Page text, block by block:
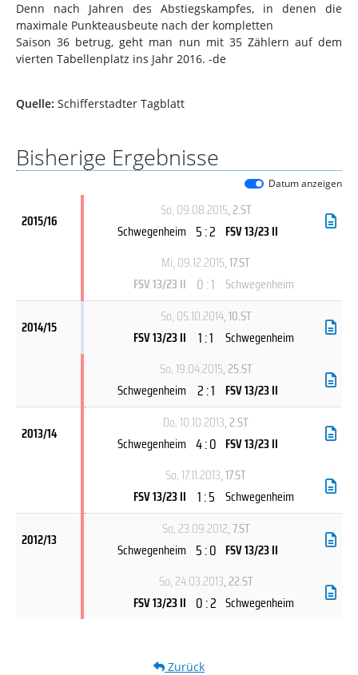
Denn nach Jahren des Abstiegskampfes, in denen die
maximale Punkteausbeute nach der kompletten
Saison 36 betrug, geht man nun mit 35 Zählern auf dem
vierten Tabellenplatz ins Jahr 2016. -de
Quelle: Schifferstadter Tagblatt
Bisherige Ergebnisse
Datum anzeigen
2015/16
So, 09.08.2015, 2.ST
Schwegenheim 5 : 2 FSV 13/23 II
Mi, 09.12.2015, 17.ST
FSV 13/23 II 0 : 1 Schwegenheim
2014/15
So, 05.10.2014, 10.ST
FSV 13/23 II
1 : 1
Schwegenheim
So, 19.04.2015, 25.ST
Schwegenheim 2 : 1 FSV 13/23 II
2013/14
Do, 10.10.2013, 2.ST
Schwegenheim 4 : 0 FSV 13/23 II
So, 17.11.2013, 17.ST
FSV 13/23 II 1 : 5 Schwegenheim
2012/13
So, 23.09.2012, 7.ST
Schwegenheim 5 : 0 FSV 13/23 II
So, 24.03.2013, 22.ST
FSV 13/23 II 0 : 2 Schwegenheim
Zurück